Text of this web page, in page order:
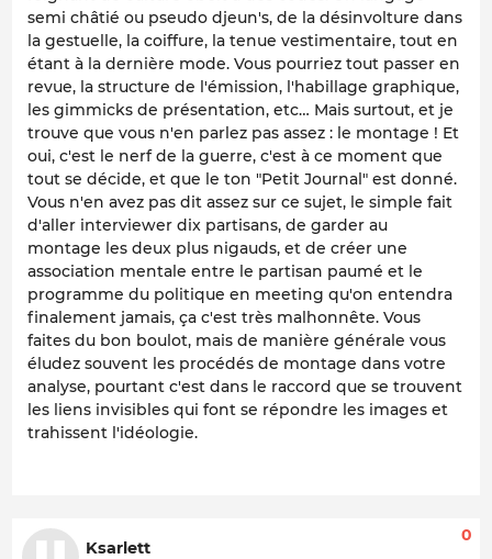
semi châtié ou pseudo djeun's, de la désinvolture dans
la gestuelle, la coiffure, la tenue vestimentaire, tout en
étant à la dernière mode. Vous pourriez tout passer en
revue, la structure de l'émission, l'habillage graphique,
les gimmicks de présentation, etc… Mais surtout, et je
trouve que vous n'en parlez pas assez : le montage ! Et
oui, c'est le nerf de la guerre, c'est à ce moment que
tout se décide, et que le ton "Petit Journal" est donné.
Vous n'en avez pas dit assez sur ce sujet, le simple fait
d'aller interviewer dix partisans, de garder au
montage les deux plus nigauds, et de créer une
association mentale entre le partisan paumé et le
programme du politique en meeting qu'on entendra
finalement jamais, ça c'est très malhonnête. Vous
faites du bon boulot, mais de manière générale vous
éludez souvent les procédés de montage dans votre
analyse, pourtant c'est dans le raccord que se trouvent
les liens invisibles qui font se répondre les images et
trahissent l'idéologie.
Ksarlett
0